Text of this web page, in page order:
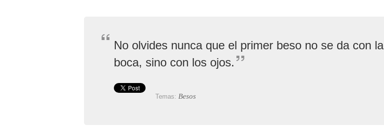
No olvides nunca que el primer beso no se da con la
boca, sino con los ojos.
Temas: Besos